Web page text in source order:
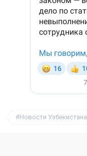
Новости Узбекистана